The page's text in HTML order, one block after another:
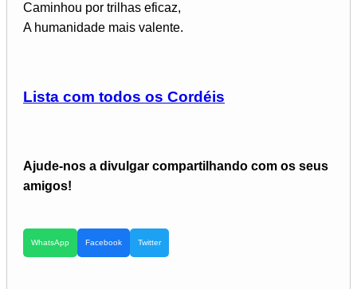
Caminhou por trilhas eficaz,
A humanidade mais valente.
Lista com todos os Cordéis
Ajude-nos a divulgar compartilhando com os seus
amigos!
WhatsApp Facebook Twitter